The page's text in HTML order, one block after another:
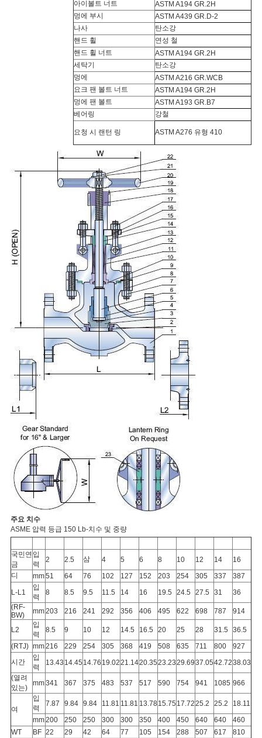
아이볼트 너트
ASTM A194 GR.2H
멍에 부시
ASTM A439 GR.D-2
나사
탄소강
핸드 휠
연성 철
핸드 휠 너트
ASTM A194 GR.2H
세탁기
탄소강
멍에
ASTM A216 GR.WCB
요크 팬 볼트 너트
ASTM A194 GR.2H
멍에 팬 볼트
ASTM A193 GR.B7
베어링
강철
요청 시 랜턴 링 ASTM A276 유형 410
주요 치수
ASME 압력 등급 150 Lb-치수 및 중량
국민연
금
입
력
2 2.5 삼 4 5 6 8 10 12 14
16
디
mm51 64 76 102 127 152 203 254 305 337
387
L-L1
입
력
8 8.5 9.5 11.5 14 16 19.5 24.5 27.5 31
36
(RF-
BW)
mm203 216 241 292 356 406 495 622 698 787 914
L2
입
력
8.5 9 10 12 14.5 16.5 20 25 28 31.5
36.5
(RTJ) mm216 229 254 305 368 419 508 635 711 800
927
시간
입
력
13.43 14.45 14.76 19.0221.1420.3523.2329.6937.0542.7238.03
(열려
있는)
mm341 367 375 483 537 517 590 754 941 1085 966
여
입
력
7.87 9.84 9.84 11.81 11.81 13.7815.75 17.7225.2 25.2
18.11
mm200 250 250 300 300 350 400 450 640 640
460
WT
BF 22 29 42 64 77 105 154 288 507 617
810